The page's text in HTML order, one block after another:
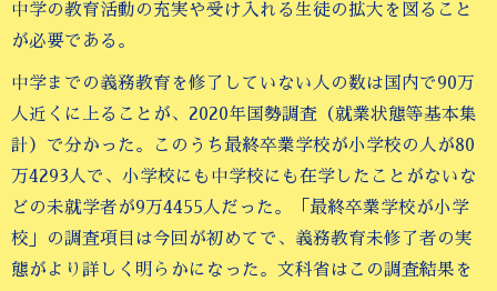
中学の教育活動の充実や受け入れる生徒の拡大を図ること
が必要である。
中学までの義務教育を修了していない人の数は国内で90万
人近くに上ることが、2020年国勢調査（就業状態等基本集
計）で分かった。このうち最終卒業学校が小学校の人が80
万4293人で、小学校にも中学校にも在学したことがないな
どの未就学者が9万4455人だった。「最終卒業学校が小学
校」の調査項目は今回が初めてで、義務教育未修了者の実
態がより詳しく明らかになった。文科省はこの調査結果を